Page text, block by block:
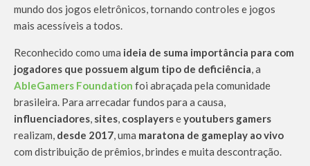
mundo dos jogos eletrônicos, tornando controles e jogos
mais acessíveis a todos.
Reconhecido como uma ideia de suma importância para com
jogadores que possuem algum tipo de deficiência, a
AbleGamers Foundation foi abraçada pela comunidade
brasileira. Para arrecadar fundos para a causa,
influenciadores, sites, cosplayerseyoutubers gamers
realizam, desde 2017, uma maratona de gameplay ao vivo
com distribuição de prêmios, brindes e muita descontração.